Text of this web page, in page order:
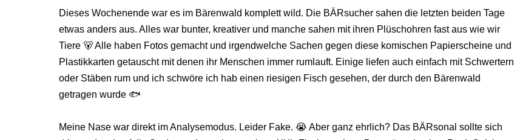
Dieses Wochenende war es im Bärenwald komplett wild. Die BÄRsucher sahen die letzten beiden Tage
etwas anders aus. Alles war bunter, kreativer und manche sahen mit ihren Plüschohren fast aus wie wir
Tiere 🐻 Alle haben Fotos gemacht und irgendwelche Sachen gegen diese komischen Papierscheine und
Plastikkarten getauscht mit denen ihr Menschen immer rumlauft. Einige liefen auch einfach mit Schwertern
oder Stäben rum und ich schwöre ich hab einen riesigen Fisch gesehen, der durch den Bärenwald
getragen wurde 🐟
Meine Nase war direkt im Analysemodus. Leider Fake. 😭 Aber ganz ehrlich? Das BÄRsonal sollte sich